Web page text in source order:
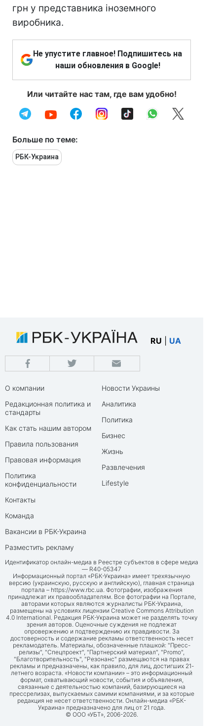
грн у представника іноземного
виробника.
Не упустите главное! Подпишитесь на
наши обновления в Google!
Или читайте нас там, где вам удобно!
Больше по теме:
РБК-Украина
RU UA
О компании
Редакционная политика и
стандарты
Как стать нашим автором
Правила пользования
Правовая информация
Политика
конфиденциальности
Контакты
Команда
Вакансии в РБК-Украина
Разместить рекламу
Новости Украины
Аналитика
Политика
Бизнес
Жизнь
Развлечения
Lifestyle
Идентификатор онлайн-медиа в Реестре субъектов в сфере медиа
— R40-05347
Информационный портал «РБК-Украина» имеет трехязычную
версию (украинскую, русскую и английскую), главная страница
портала – https://www.rbc.ua. Фотографии, изображения
принадлежат их правообладателям. Все фотографии на Портале,
авторами которых являются журналисты РБК-Украина,
размещены на условиях лицензии Creative Commons Attribution
4.0 International. Редакция РБК-Украина может не разделять точку
зрения авторов. Оценочные суждения не подлежат
опровержению и подтверждению их правдивости. За
достоверность и содержание рекламы ответственность несет
рекламодатель. Материалы, обозначенные плашкой: "Пресс-
релизы", "Спецпроект", "Партнерский материал", "Promo",
"Благотворительность", "Резонанс" размещаются на правах
рекламы и предназначены, как правило, для лиц, достигших 21-
летнего возраста. «Новости компании» – это информационный
формат, охватывающий новости, события и объявления,
связанные с деятельностью компаний, базирующиеся на
прессрелизах, выпускаемых самими компаниями, и за которые
редакция не несет ответственности. Онлайн-медиа «РБК-
Украина» предназначено для лиц от 21 года.
© ООО «УБТ», 2006-2026.